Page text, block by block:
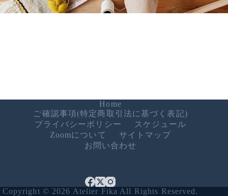
Home
ご確認事項(特定商取引法に基づく表記)
プライバシーポリシー
スケジュール
Zoomについて
サイトマップ
お問い合わせ
Copyright © 2026 Atelier Fika All Rights Reserved.